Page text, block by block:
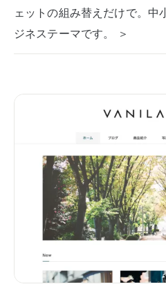
ェットの組み替えだけで。中
ジネステーマです。 ＞